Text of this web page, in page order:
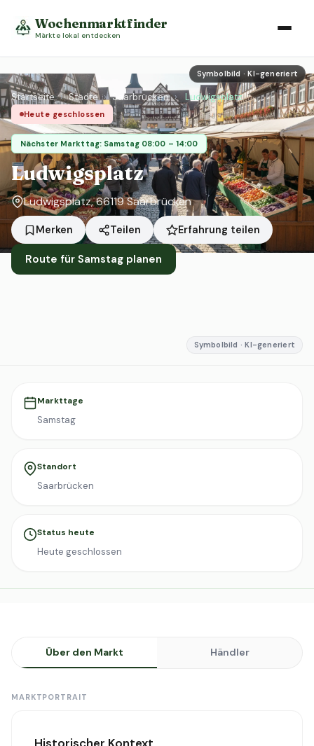
Wochenmarktfinder
Märkte lokal entdecken
Symbolbild · KI-generiert
Startseite › Städte › Saarbrücken › Ludwigsplatz
Heute geschlossen
Nächster Markttag: Samstag 08:00 – 14:00
Ludwigsplatz
Ludwigsplatz, 66119 Saarbrücken
Merken Teilen Erfahrung teilen
Route für Samstag planen
Symbolbild · KI-generiert
Markttage
Samstag
Standort
Saarbrücken
Status heute
Heute geschlossen
Über den Markt Händler
MARKTPORTRAIT